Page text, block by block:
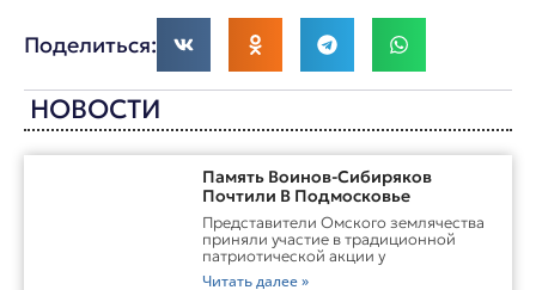
Поделиться:
НОВОСТИ
Память Воинов-Сибиряков
Почтили В Подмосковье
Представители Омского землячества
приняли участие в традиционной
патриотической акции у
Читать далее »